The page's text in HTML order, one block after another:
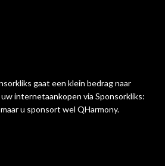
gaat een klein bedrag naar
internetaankopen via Sponsorkliks:
u sponsort wel QHarmony.